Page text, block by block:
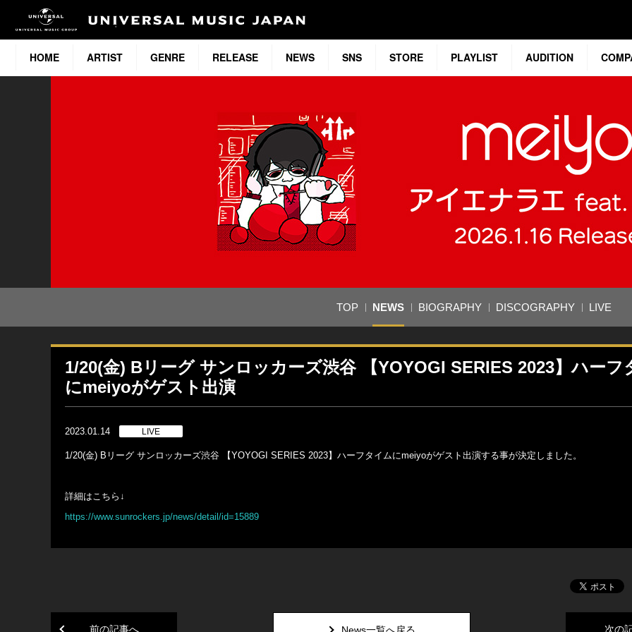
HOME ARTIST GENRE RELEASE NEWS SNS STORE PLAYLIST AUDITION
TOP NEWS BIOGRAPHY DISCOGRAPHY LIVE
1/20(金) Bリーグ サンロッカーズ渋谷 【YOYOGI SERIES 2023】ハーフ
にmeiyoがゲスト出演
2023.01.14 LIVE
1/20(金) Bリーグ サンロッカーズ渋谷 【YOYOGI SERIES 2023】ハーフタイムにmeiyoがゲスト出演する事が決定しました。
詳細はこちら↓
https://www.sunrockers.jp/news/detail/id=15889
前の記事へ 次の